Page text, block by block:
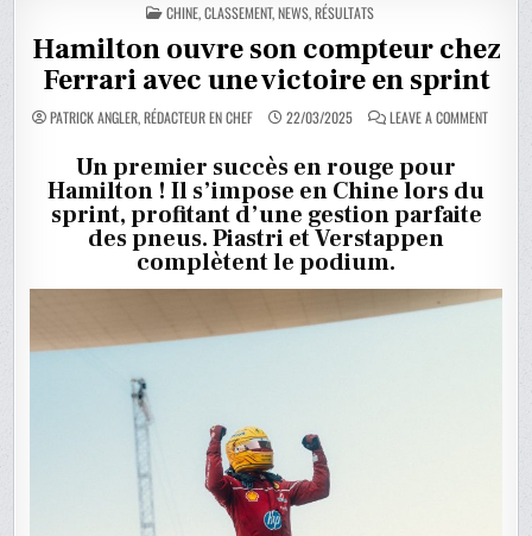
POSTED
IN
CHINE,CLASSEMENT,NEWS,RÉSULTATS
Hamilton ouvre son compteur chez
Ferrari avec une victoire en sprint
PATRICK ANGLER, RÉDACTEUR EN CHEF 22/03/2025 LEAVE A COMMENTON
Un premier succès en rouge pour
Hamilton ! Il s’impose en Chine lors du
sprint, profitant d’une gestion parfaite
des pneus. Piastri et Verstappen
complètent le podium.